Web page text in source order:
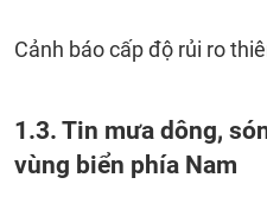
Cảnh báo cấp độ rủi ro
1.3. Tin mưa dông,
vùng biển phía Nam